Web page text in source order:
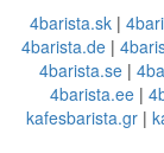
4barista.sk|
4barista.de|
4barista.se |
4barista.ee|
kafesbarista.gr|